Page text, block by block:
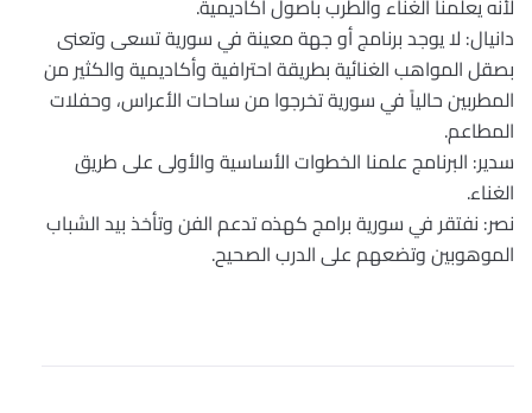
لأنه يعلمنا الغناء والطرب بأصول أكاديمية. ‏
دانيال: لا يوجد برنامج أو جهة معينة في سورية تسعى وتعنى
بصقل المواهب الغنائية بطريقة احترافية وأكاديمية والكثير من
المطربين حالياً في سورية تخرجوا من ساحات الأعراس، وحفلات
المطاعم. ‏
سدير: البرنامج علمنا الخطوات الأساسية والأولى على طريق
الغناء. ‏
نصر: نفتقر في سورية برامج كهذه تدعم الفن وتأخذ بيد الشباب
الموهوبين وتضعهم على الدرب الصحيح. ‏